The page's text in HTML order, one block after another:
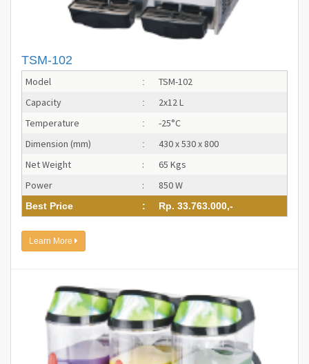
TSM-102
Model :
TSM-102
Capacity
:
2x12 L
Temperature
:
-25°C
Dimension (mm)
:
430 x 530 x 800
Net Weight
:
65 Kgs
Power
: 850 W
Best Price : Rp. 33.763.000,-
Learn More